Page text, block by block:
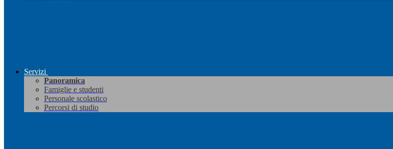
Servizi
Panoramica
Famiglie e studenti
Personale scolastico
Percorsi di studio